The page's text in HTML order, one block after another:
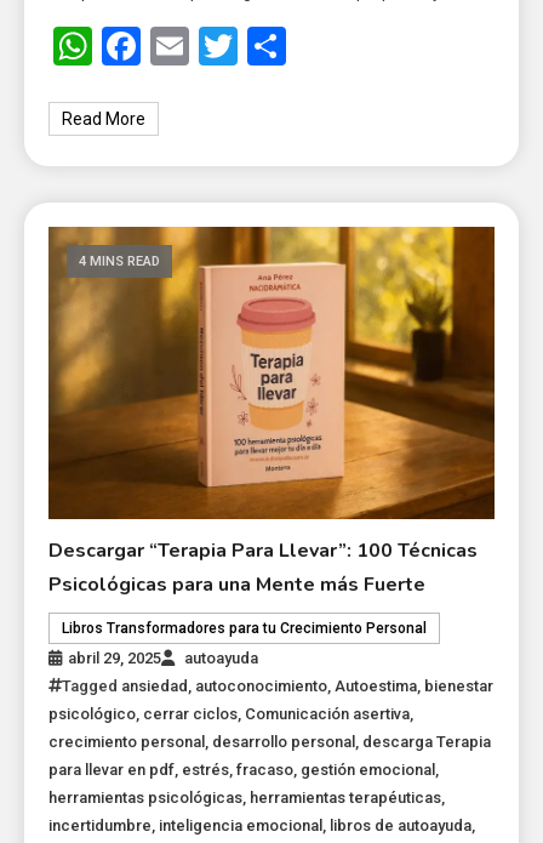
WhatsApp
Facebook
EmailTwitter
Read More
4 MINS READ
Descargar “Terapia Para Llevar”: 100 Técnicas
Psicológicas para una Mente más Fuerte
Libros Transformadores para tu Crecimiento Personal
abril 29, 2025
autoayuda
Tagged ansiedad , autoconocimiento,Autoestima, bienestar
psicológico, cerrar ciclos, Comunicación asertiva,
crecimiento personal , desarrollo personal , descarga Terapia
para llevar en pdf, estrés,fracaso, gestión emocional ,
herramientas psicológicas, herramientas terapéuticas,
incertidumbre, inteligencia emocional , libros de autoayuda,